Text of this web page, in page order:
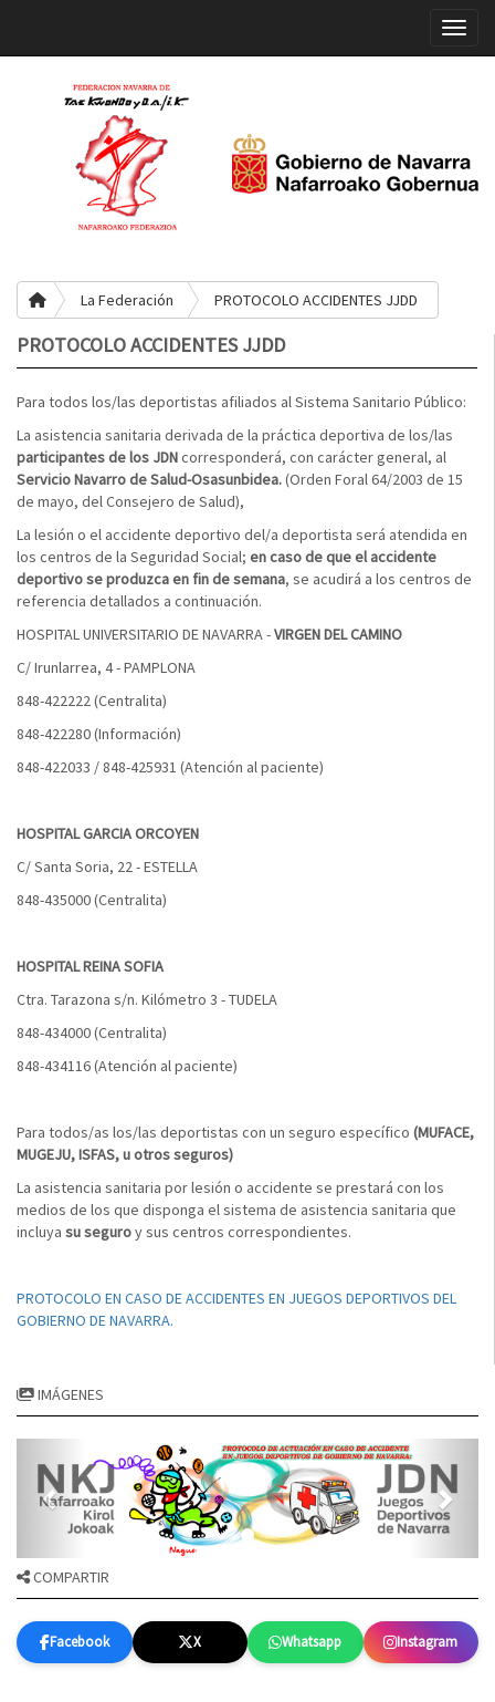
La Federación PROTOCOLO ACCIDENTES JJDD
PROTOCOLO ACCIDENTES JJDD
Para todos los/las deportistas afiliados al Sistema Sanitario Público:
La asistencia sanitaria derivada de la práctica deportiva de los/las
participantes de los JDNcorresponderá, con carácter general, al
Servicio Navarro de Salud-Osasunbidea.(Orden Foral 64/2003 de 15
de mayo, del Consejero de Salud),
La lesión o el accidente deportivo del/a deportista será atendida en
los centros de la Seguridad Social; en caso de que el accidente
deportivo se produzca en fin de semana, se acudirá a los centros de
referencia detallados a continuación.
HOSPITAL UNIVERSITARIO DE NAVARRA -VIRGEN DEL CAMINO
C/ Irunlarrea, 4 - PAMPLONA
848-422222 (Centralita)
848-422280 (Información)
848-422033 / 848-425931 (Atención al paciente)
HOSPITAL GARCIA ORCOYEN
C/ Santa Soria, 22 - ESTELLA
848-435000 (Centralita)
HOSPITAL REINA SOFIA
Ctra. Tarazona s/n. Kilómetro 3 - TUDELA
848-434000 (Centralita)
848-434116 (Atención al paciente)
Para todos/as los/las deportistas con un seguro específico (MUFACE,
MUGEJU, ISFAS, u otros seguros)
La asistencia sanitaria por lesión o accidente se prestará con los
medios de los que disponga el sistema de asistencia sanitaria que
incluya su seguroy sus centros correspondientes.
PROTOCOLO EN CASO DE ACCIDENTES EN JUEGOS DEPORTIVOS DEL
GOBIERNO DE NAVARRA.
IMÁGENES
COMPARTIR
Facebook X Whatsapp Instagram